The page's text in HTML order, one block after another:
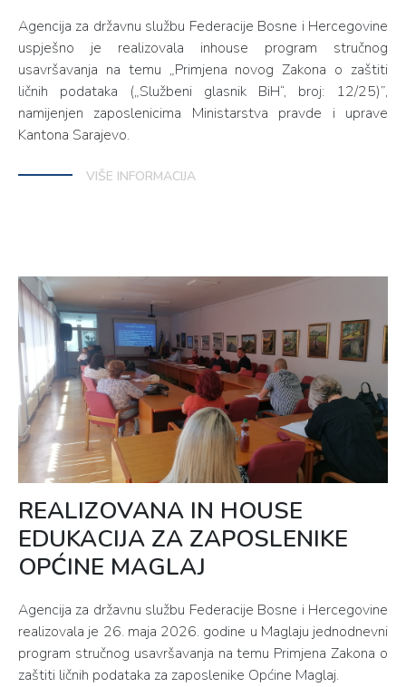
Agencija za državnu službu Federacije Bosne i Hercegovine
uspješno je realizovala inhouse program stručnog
usavršavanja na temu „Primjena novog Zakona o zaštiti
ličnih podataka („Službeni glasnik BiH“, broj: 12/25)”,
namijenjen zaposlenicima Ministarstva pravde i uprave
Kantona Sarajevo.
VIŠE INFORMACIJA
REALIZOVANA IN HOUSE
EDUKACIJA ZA ZAPOSLENIKE
OPĆINE MAGLAJ
Agencija za državnu službu Federacije Bosne i Hercegovine
realizovala je 26. maja 2026. godine u Maglaju jednodnevni
program stručnog usavršavanja na temu Primjena Zakona o
zaštiti ličnih podataka za zaposlenike Općine Maglaj.